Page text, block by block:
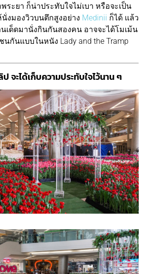
ระยา ก็น่าประทับใจไม่เบา หรือจะเป็น
งมองวิวบนตึกสูงอย่าง Medinii ก็ได้ แล้ว
เด็ดมานั่งกินกันสองคน อาจจะได้โมเม้น
กันแบบในหนัง Lady and the Tramp
จะได้เก็บความประทับใจไว้นาน ๆ